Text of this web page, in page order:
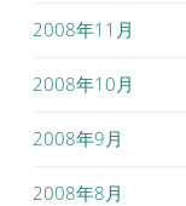
2008年11月
2008年10月
2008年9月
2008年8月